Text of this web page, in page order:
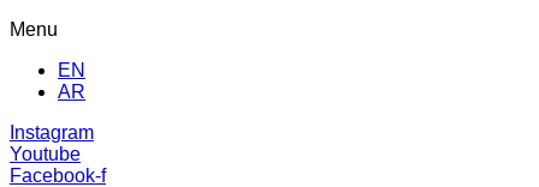
Menu
EN
AR
Instagram
Youtube
Facebook-f